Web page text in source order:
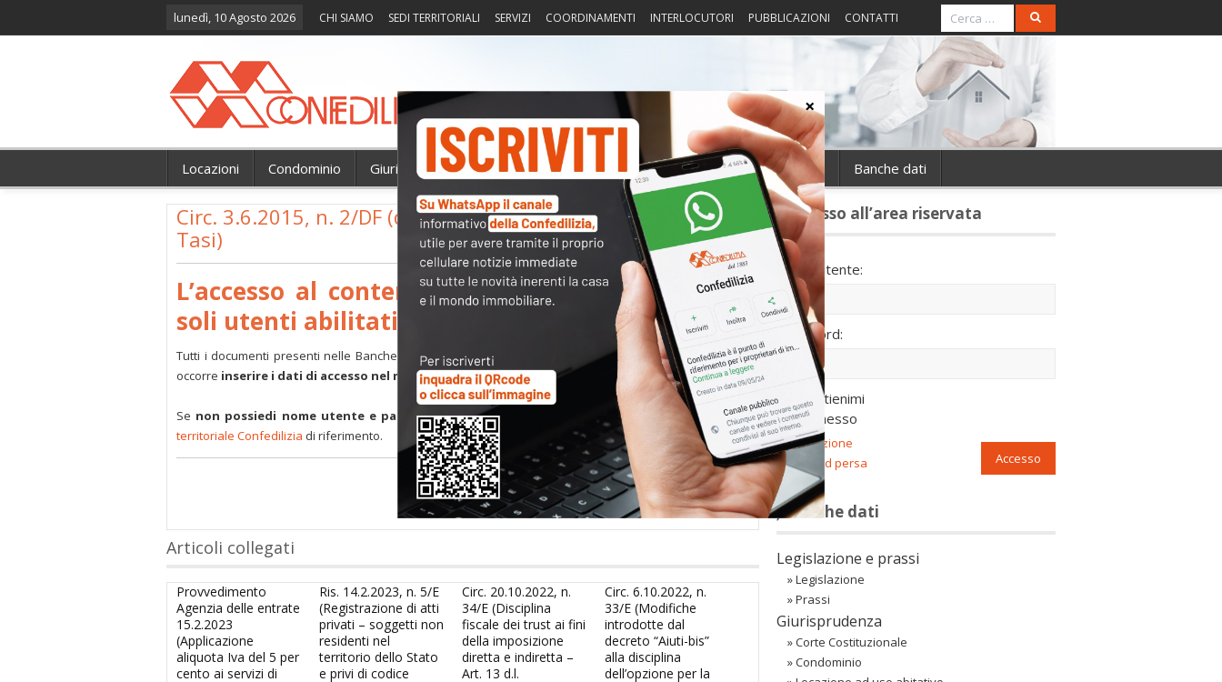
lunedì, 10 Agosto 2026 CHI SIAMO SEDI TERRITORIALI SERVIZI COORDINAMENTI INTERLOCUTORI PUBBLICAZIONI CONTATTI
Locazioni Condominio Giurisprudenza Fisco Portierato Intorno alla casa Notizie Banche dati
Circ. 3.6.2015, n. 2/DF (dichiarazione Imu e dichiarazione
Tasi)
L’accesso al contenuto completo è riservato ai
soli utenti abilitati.
Tutti i documenti presenti nelle Banche dati sonoa disposizione dei socima per poterli consultare
occorre inserire i dati di accesso nel modulo a destra della pagina .
Se non possiedi nome utente e passwordoppure li hai richiedili alla tua
Associazione
territoriale Confedilizia di riferimento.
Articoli collegati
Provvedimento
Agenzia delle entrate
15.2.2023
(Applicazione
aliquota Iva del 5 per
cento ai servizi di
Ris. 14.2.2023, n. 5/E
(Registrazione di atti
privati – soggetti non
residenti nel
territorio dello Stato
e privi di codice
Circ. 20.10.2022, n.
34/E (Disciplina
fiscale dei trust ai fini
della imposizione
diretta e indiretta –
Art. 13 d.l.
Circ. 6.10.2022, n.
33/E (Modifiche
introdotte dal
decreto “Aiuti-bis”
alla disciplina
dell’opzione per la
〉 Accesso all’area riservata
Nome utente:
Password:
Mantienimi
connesso
Accesso
Registrazione
Password persa
〉 Banche dati
Legislazione e prassi
»Legislazione
»Prassi
Giurisprudenza
»Corte Costituzionale
»Condominio